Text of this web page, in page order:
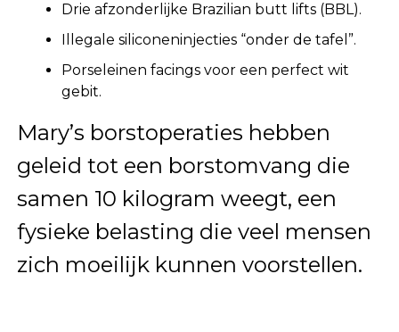
Drie afzonderlijke Brazilian butt lifts (BBL).
Illegale siliconeninjecties “onder de tafel”.
Porseleinen facings voor een perfect wit
gebit.
Mary’s borstoperaties hebben
geleid tot een borstomvang die
samen 10 kilogram weegt, een
fysieke belasting die veel mensen
zich moeilijk kunnen voorstellen.